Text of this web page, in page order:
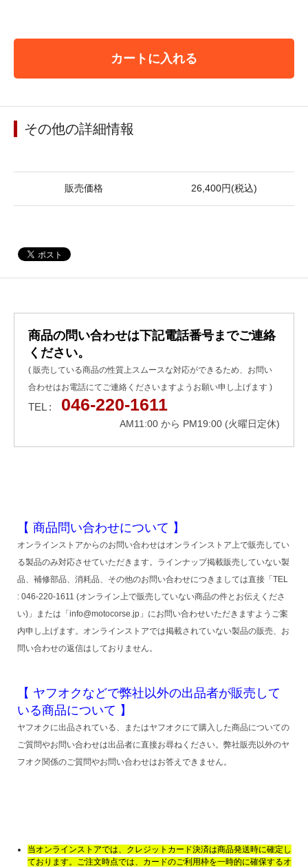
カートに入れる
その他の詳細情報
販売価格 26,400円(税込)
商品の問い合わせは下記電話番号までご連絡
ください。
( 販売している商品の性質上スムースな対応ができるため、お問い
合わせはお電話にてご連絡くださいますようお願い申し上げます )
TEL : 046-220-1611
AM11:00 から PM19:00 (火曜日定休)
【 商品問い合わせについて 】
オンラインストアからのお問い合わせはオンラインストア上で販売してい
る製品のみ対応させていただきます。ラインナップ掲載販売していない製
品、補修部品、消耗品、その他のお問い合わせにつきましては直接「TEL
: 046-220-1611 (オンライン上で販売していない商品の件とお伝えくださ
い)」または「info@motocorse.jp」にお問い合わせいただきますようご案
内申し上げます。オンラインストアでは掲載されていない製品の販売、お
問い合わせの返信はしておりません。
【 ヤフオクなどで弊社以外の出品者が販売して
いる商品について 】
ヤフオクに出品されている、またはヤフオクにて購入した商品についての
ご質問やお問い合わせは出品者に直接お尋ねください。弊社販売以外のヤ
フオク関係のご質問やお問い合わせはお答えできません。
当オンラインストアでは、クレジットカード決済は商品発送時に確定し
ております。ご注文時点では、カードのご利用枠を一時的に確保するオ